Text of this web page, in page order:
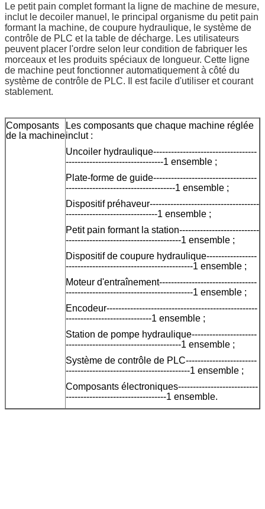
Le petit pain complet formant la ligne de machine de mesure,
inclut le decoiler manuel, le principal organisme du petit pain
formant la machine, de coupure hydraulique, le système de
contrôle de PLC et la table de décharge. Les utilisateurs
peuvent placer l'ordre selon leur condition de fabriquer les
morceaux et les produits spéciaux de longueur. Cette ligne
de machine peut fonctionner automatiquement à côté du
système de contrôle de PLC. Il est facile d'utiliser et courant
stablement.
Composants
de la machine
Les composants que chaque machine réglée
inclut :
Uncoiler hydraulique-----------------------------------
---------------------------------1 ensemble ;
Plate-forme de guide-----------------------------------
-------------------------------------1 ensemble ;
Dispositif préhaveur-------------------------------------
-------------------------------1 ensemble ;
Petit pain formant la station---------------------------
---------------------------------------1 ensemble ;
Dispositif de coupure hydraulique-----------------
-------------------------------------------1 ensemble ;
Moteur d'entraînement---------------------------------
-------------------------------------------1 ensemble ;
Encodeur---------------------------------------------------
-----------------------------1 ensemble ;
Station de pompe hydraulique----------------------
---------------------------------------1 ensemble ;
Système de contrôle de PLC------------------------
------------------------------------------1 ensemble ;
Composants électroniques---------------------------
----------------------------------1 ensemble.